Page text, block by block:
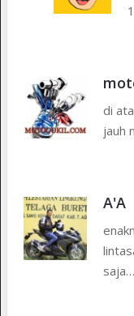
di
jauh
A'A
saja…